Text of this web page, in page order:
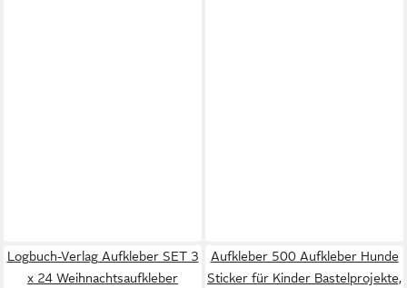
Logbuch-Verlag Aufkleber SET 3
x 24 Weihnachtsaufkleber
Aufkleber 500 Aufkleber Hunde
Sticker für Kinder Bastelprojekte,